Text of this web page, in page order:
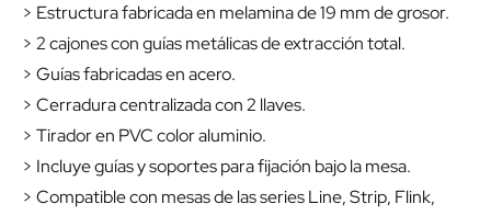
> Estructura fabricada en melamina de 19 mm de grosor.
> 2 cajones con guías metálicas de extracción total.
> Guías fabricadas en acero.
> Cerradura centralizada con 2 llaves.
> Tirador en PVC color aluminio.
> Incluye guías y soportes para fijación bajo la mesa.
> Compatible con mesas de las series Line, Strip, Flink,